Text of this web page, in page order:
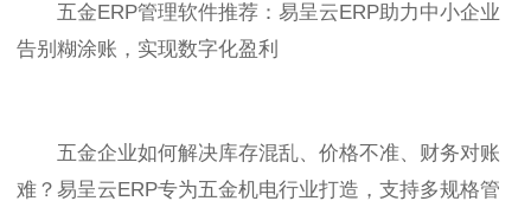
五金ERP管理软件推荐：易呈云ERP助力中小企业
告别糊涂账，实现数字化盈利
五金企业如何解决库存混乱、价格不准、财务对账
难？易呈云ERP专为五金机电行业打造，支持多规格管